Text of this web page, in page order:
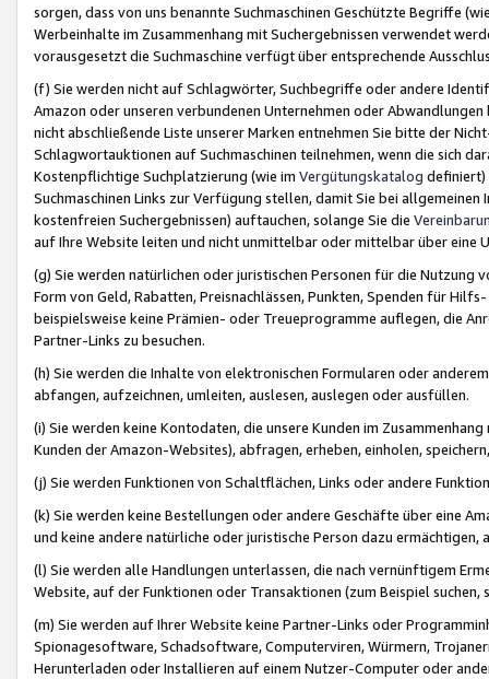
sorgen, dass von uns benannte Suchmaschinen Geschützte Begriffe
Werbeinhalte im Zusammenhang mit Suchergebnissen verwendet
vorausgesetzt die Suchmaschine verfügt über entsprechende
(f) Sie werden nicht auf Schlagwörter, Suchbegriffe oder andere
Amazon oder unseren verbundenen Unternehmen oder
nicht abschließende Liste unserer Marken entnehmen Sie bitte der
Schlagwortauktionen auf Suchmaschinen teilnehmen, wenn die sich
Kostenpflichtige Suchplatzierung (wie im Vergütungskatalog definiert)
Suchmaschinen Links zur Verfügung stellen, damit Sie bei
kostenfreien Suchergebnissen) auftauchen, solange Sie die
auf Ihre Website leiten und nicht unmittelbar oder mittelbar über eine
(g) Sie werden natürlichen oder juristischen Personen für die Nutzung
Form von Geld, Rabatten, Preisnachlässen, Punkten, Spenden für
beispielsweise keine Prämien- oder Treueprogramme auflegen, die
Partner-Links zu besuchen.
(h) Sie werden die Inhalte von elektronischen Formularen oder
abfangen, aufzeichnen, umleiten, auslesen, auslegen oder ausfüllen.
(i) Sie werden keine Kontodaten, die unsere Kunden im
Kunden der Amazon-Websites), abfragen, erheben, einholen,
(j) Sie werden Funktionen von Schaltflächen, Links oder andere
(k) Sie werden keine Bestellungen oder andere Geschäfte über eine
und keine andere natürliche oder juristische Person dazu
(l) Sie werden alle Handlungen unterlassen, die nach vernünftigem
Website, auf der Funktionen oder Transaktionen (zum Beispiel
(m) Sie werden auf Ihrer Website keine Partner-Links oder
Spionagesoftware, Schadsoftware, Computerviren, Würmern,
Herunterladen oder Installieren auf einem Nutzer-Computer oder